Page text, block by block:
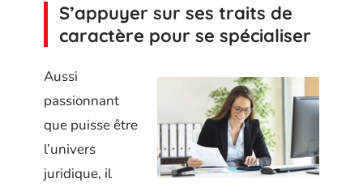
S’appuyer sur ses traits de
caractère pour se spécialiser
Aussi
passionnant
que puisse être
l’univers
juridique, il